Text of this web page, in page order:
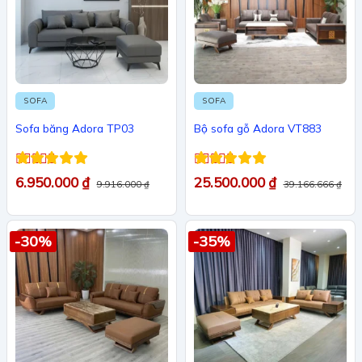
SOFA
Sofa băng Adora TP03
Được xếp
hạng55 sao
6.950.000₫ 9.916.000₫
SOFA
Bộ sofa gỗ Adora VT883
Được xếp
hạng55 sao
25.500.000₫ 39.166.666₫
-30% -35%